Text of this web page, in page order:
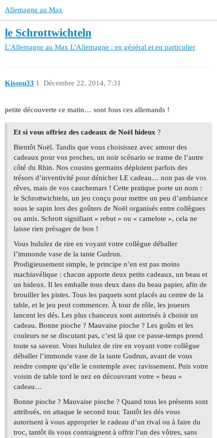
Allemagne au Max
le Schrottwichteln
L'Allemagne au Max L'Allemagne : en général et en particulier
Kissou33 Décembre 22, 2014, 7:31
1
petite découverte ce matin… sont fous ces allemands !
Et si vous offriez des cadeaux de Noël hideux ?
Bientôt Noël. Tandis que vous choisissez avec amour des
cadeaux pour vos proches, un noir scénario se trame de l’autre
côté du Rhin. Nos cousins germains déploient parfois des
trésors d’inventivité pour dénicher LE cadeau… non pas de vos
rêves, mais de vos cauchemars ! Cette pratique porte un nom :
le Schrottwichteln, un jeu conçu pour mettre un peu d’ambiance
sous le sapin lors des goûters de Noël organisés entre collègues
ou amis. Schrott signifiant « rebut » ou « camelote », cela ne
laisse rien présager de bon !
Vous hululez de rire en voyant votre collègue déballer
l’immonde vase de la tante Gudrun.
Prodigieusement simple, le principe n’en est pas moins
machiavélique : chacun apporte deux petits cadeaux, un beau et
un hideux. Il les emballe tous deux dans du beau papier, afin de
brouiller les pistes. Tous les paquets sont placés au centre de la
table, et le jeu peut commencer. À tour de rôle, les joueurs
lancent les dés. Les plus chanceux sont autorisés à choisir un
cadeau. Bonne pioche ? Mauvaise pioche ? Les goûts et les
couleurs ne se discutant pas, c’est là que ce passe-temps prend
toute sa saveur. Vous hululez de rire en voyant votre collègue
déballer l’immonde vase de la tante Gudrun, avant de vous
rendre compte qu’elle le contemple avec ravissement. Puis votre
voisin de table tord le nez en découvrant votre « beau »
cadeau…
Bonne pioche ? Mauvaise pioche ? Quand tous les présents sont
attribués, on attaque le second tour. Tantôt les dés vous
autorisent à vous approprier le cadeau d’un rival ou à faire du
troc, tantôt ils vous contraignent à offrir l’un des vôtres, sans